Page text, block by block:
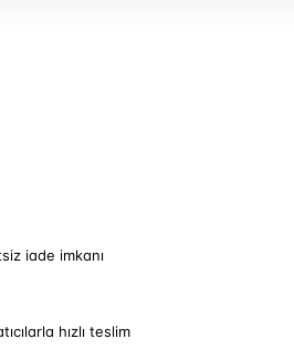
iade imkanı
hızlı teslim